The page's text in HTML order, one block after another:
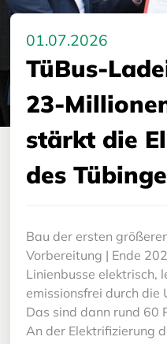
01.07.2026
TüBus-
23-
stärkt die
des
Bau der ersten
Vorbereitung | Ende
Linienbusse elektrisch,
emissionsfrei durch
Das sind dann rund 60
An der Elektrifizierung